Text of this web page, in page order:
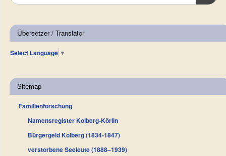
Übersetzer / Translator
Select Language ▼
Sitemap
Familienforschung
Namensregister Kolberg-Körlin
Bürgergeld Kolberg (1834-1847)
verstorbene Seeleute (1888–1939)